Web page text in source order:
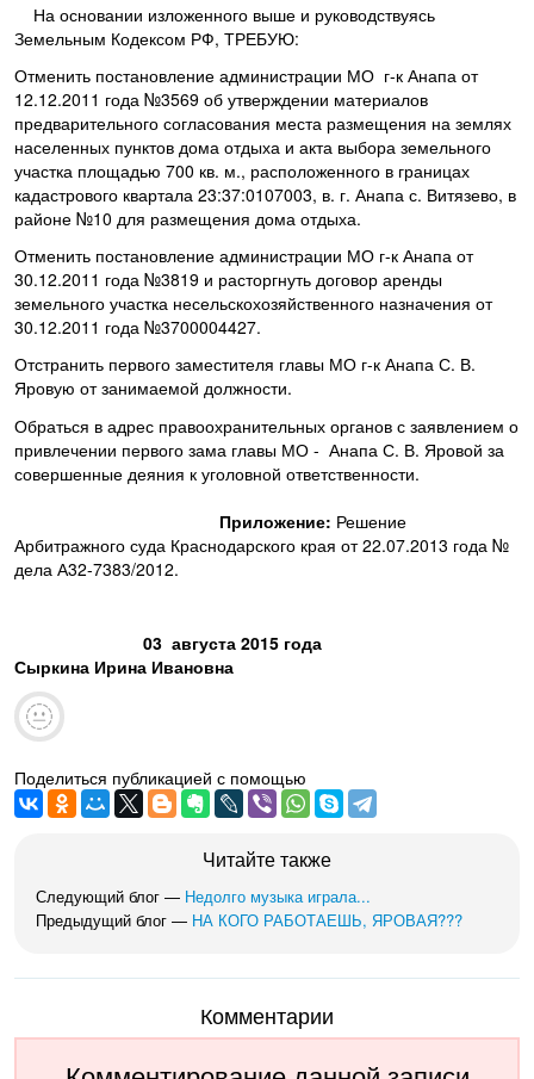
На основании изложенного выше и руководствуясь
Земельным Кодексом РФ, ТРЕБУЮ:
Отменить постановление администрации МО г-к Анапа от
12.12.2011 года №3569 об утверждении материалов
предварительного согласования места размещения на землях
населенных пунктов дома отдыха и акта выбора земельного
участка площадью 700 кв. м., расположенного в границах
кадастрового квартала 23:37:0107003, в. г. Анапа с. Витязево, в
районе №10 для размещения дома отдыха.
Отменить постановление администрации МО г-к Анапа от
30.12.2011 года №3819 и расторгнуть договор аренды
земельного участка несельскохозяйственного назначения от
30.12.2011 года №3700004427.
Отстранить первого заместителя главы МО г-к Анапа С. В.
Яровую от занимаемой должности.
Обраться в адрес правоохранительных органов с заявлением о
привлечении первого зама главы МО - Анапа С. В. Яровой за
совершенные деяния к уголовной ответственности.
Приложение: Решение
Арбитражного суда Краснодарского края от 22.07.2013 года №
дела А32-7383/2012.
03 августа 2015 года
Сыркина Ирина Ивановна
Поделиться публикацией с помощью
Читайте также
Следующий блог — Недолго музыка играла...
Предыдущий блог — НА КОГО РАБОТАЕШЬ, ЯРОВАЯ???
Комментарии